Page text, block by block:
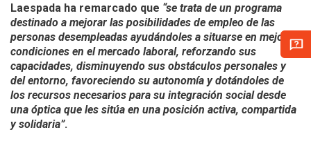
Laespada ha remarcado que “se trata de un programa
destinado a mejorar las posibilidades de empleo de las
personas desempleadas ayudándoles a situarse en mejores
condiciones en el mercado laboral, reforzando sus
capacidades, disminuyendo sus obstáculos personales y
del entorno, favoreciendo su autonomía y dotándoles de
los recursos necesarios para su integración social desde
una óptica que les sitúa en una posición activa, compartida
y solidaria”.